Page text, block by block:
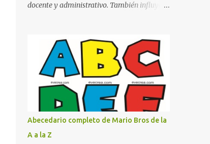
docente y administrativo. También influye la
una función práctica al orientar a
estudiantes, padres de familia, docentes y
visitantes, pero además aportan un toque
decorativo que hace que la institución luzca
más ordenada, moderna y acogedora.
Pensando en esta necesidad, he diseñado
una colección de letreros útiles para la
escuela con un estilo elegante, fácil de leer y
listo para imprimir en alta calidad. Su diseño
Abecedario completo de Mario Bros de la
A a la Z